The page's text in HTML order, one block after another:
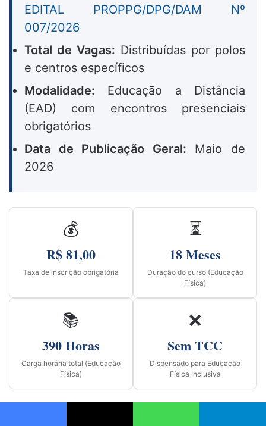
EDITAL PROPPG/DPG/DAM Nº
007/2026
Total de Vagas: Distribuídas por polos
e centros específicos
Modalidade: Educação a Distância
(EAD) com encontros presenciais
obrigatórios
Data de Publicação Geral: Maio de
2026
💰
R$ 81,00
Taxa de inscrição obrigatória
⏳
18 Meses
Duração do curso (Educação
Física)
📚
390 Horas
Carga horária total (Educação
Física)
❌
Sem TCC
Dispensado para Educação
Física Inclusiva